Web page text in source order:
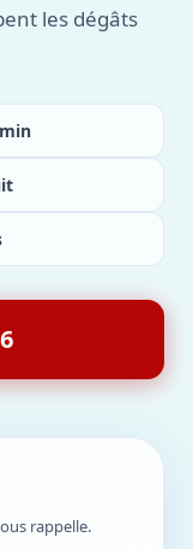
les dégâts
rappelle.